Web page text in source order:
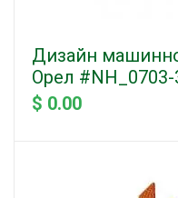
Дизайн
Орел #NH_0703-
$ 0.00